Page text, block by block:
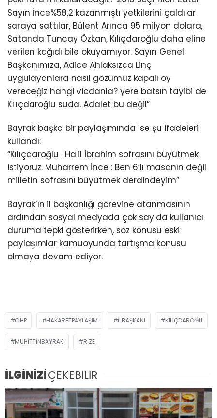
Sayın İnce%58,2 kazanmıştı yetkilerini çaldılar
saraya sattılar, Bülent Arınca 95 milyon dolara,
Satanda Tuncay Özkan, Kılıçdaroğlu daha eline
verilen kağıdı bile okuyamıyor. Sayın Genel
Başkanımıza, Adice Ahlaksızca Linç
uygulayanlara nasıl gözümüz kapalı oy
vereceğiz hangi vicdanla? yere batsın tayibi de
Kılıçdaroğlu suda. Adalet bu değil”
Bayrak başka bir paylaşımında ise şu ifadeleri
kullandı:
“Kılıçdaroğlu : Halil İbrahim sofrasını büyütmek
istiyoruz. Muharrem İnce : Ben 6’lı masanın değil
milletin sofrasını büyütmek derdindeyim”
Bayrak’ın il başkanlığı görevine atanmasının
ardından sosyal medyada çok sayıda kullanıcı
duruma tepki gösterirken, söz konusu eski
paylaşımlar kamuoyunda tartışma konusu
olmaya devam ediyor.
CHP HAKARETPAYLAŞIM ILBAŞKANI KILIÇDAROĞU
MUHITTINBAYRAK RIZE
İLGİNİZİÇEKEBİLİR